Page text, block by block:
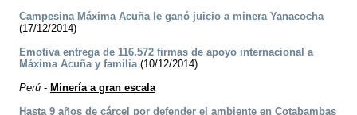
Campesina Máxima Acuña le ganó juicio a minera Yanacocha
(17/12/2014)
Emotiva entrega de 116.572 firmas de apoyo internacional a
Máxima Acuña y familia(10/12/2014)
Perú - Minería a gran escala
Hasta 9 años de cárcel por defender el ambiente en Cotabambas